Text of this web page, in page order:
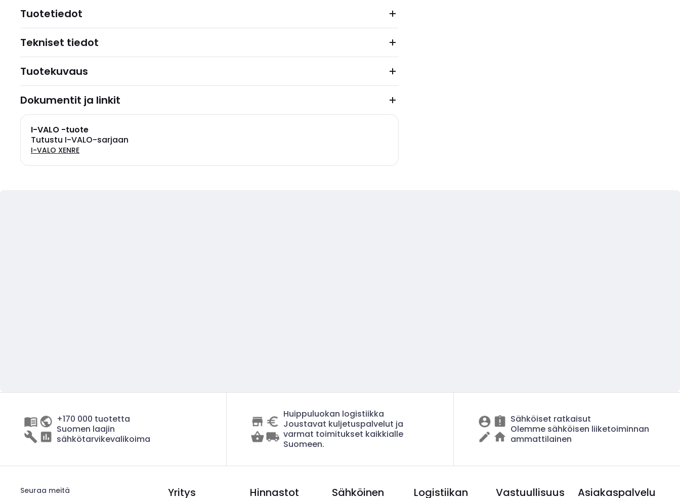
Tuotetiedot
Tekniset tiedot
Tuotekuvaus
Dokumentit ja linkit
I-VALO -tuote
Tutustu I-VALO-sarjaan
I-VALO XENRE
+170 000 tuotetta
Suomen laajin
sähkötarvikevalikoima
Huippuluokan logistiikka
Joustavat kuljetuspalvelut ja
varmat toimitukset kaikkialle
Suomeen.
Sähköiset ratkaisut
Olemme sähköisen liiketoiminnan
ammattilainen
Seuraa meitä Yritys Hinnastot
Sähköinen
Logistiikan
Vastuullisuus Asiakaspalvelu